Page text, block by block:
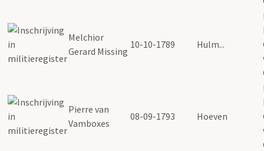
Melchior
Gerard Missing
10-10-1789 Hulm...
Pierre van
Vamboxes
08-09-1793 Hoeven